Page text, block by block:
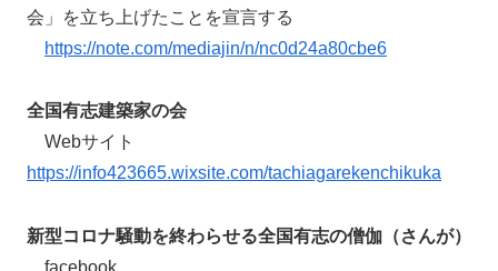
会」を立ち上げたことを宣言する
https://note.com/mediajin/n/nc0d24a80cbe6
全国有志建築家の会
Webサイト
https://info423665.wixsite.com/tachiagarekenchikuka
新型コロナ騒動を終わらせる全国有志の僧伽（さんが）
facebook